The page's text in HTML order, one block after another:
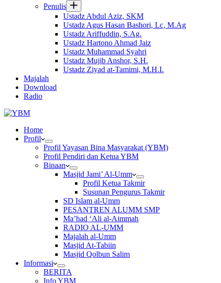
Penulis
Ustadz Abdul Aziz, SKM
Ustadz Agus Hasan Bashori, Lc, M.Ag
Ustadz Ariffuddin, S.Ag.
Ustadz Hartono Ahmad Jaiz
Ustadz Muhammad Syahri
Ustadz Mujib Anshor, S.H.
Ustadz Ziyad at-Tamimi, M.H.I.
Majalah
Download
Radio
Home
Profil
Profil Yayasan Bina Masyarakat (YBM)
Profil Pendiri dan Ketua YBM
Binaan
Masjid Jami’ Al-Umm
Profil Ketua Takmir
Susunan Pengurus Takmir
SD Islam al-Umm
PESANTREN ALUMM SMP
Ma’had ‘Ali al-Aimmah
RADIO AL-UMM
Majalah al-Umm
Masjid At-Tabiin
Masjid Qolbun Salim
Informasi
BERITA
Info YBM